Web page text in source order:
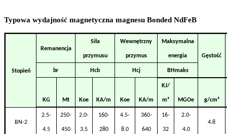
Typowa wydajność magnetyczna magnesu Bonded NdFeB
Stopień
Remanencja
Siła
przymusu
Wewnętrzny
przymus
Maksymalna
energia Gęstość
br Hcb Hcj BHmaks
KG Mt Koe KA/m Koe KA/m
KJ/
m³ MGOe g/cm³
BN-2
2.5-
4.5
250-
450
2.0-
3.5
160-
280
4.5-
8.0
360-
640
16-
32
2.0-
4.0
4.8